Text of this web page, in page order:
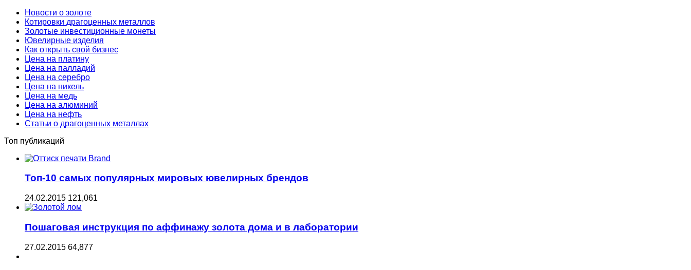
Новости о золоте
Котировки драгоценных металлов
Золотые инвестиционные монеты
Ювелирные изделия
Как открыть свой бизнес
Цена на платину
Цена на палладий
Цена на серебро
Цена на никель
Цена на медь
Цена на алюминий
Цена на нефть
Статьи о драгоценных металлах
Топ публикаций
Топ-10 самых популярных мировых ювелирных брендов
24.02.2015 121,061
Пошаговая инструкция по аффинажу золота дома и в лаборатории
27.02.2015 64,877